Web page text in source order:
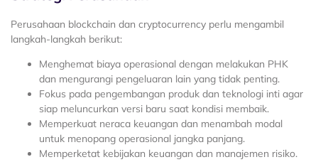
Perusahaan blockchain dan cryptocurrency perlu mengambil
langkah-langkah berikut:
Menghemat biaya operasional dengan melakukan PHK
dan mengurangi pengeluaran lain yang tidak penting.
Fokus pada pengembangan produk dan teknologi inti agar
siap meluncurkan versi baru saat kondisi membaik.
Memperkuat neraca keuangan dan menambah modal
untuk menopang operasional jangka panjang.
Memperketat kebijakan keuangan dan manajemen risiko.